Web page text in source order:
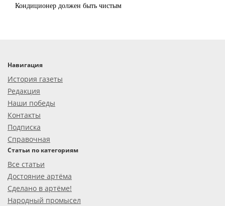
Кондиционер должен быть чистым
Навигация
История газеты
Редакция
Наши победы
Контакты
Подписка
Справочная
Статьи по категориям
Все статьи
Достояние артёма
Сделано в артёме!
Народный промысел